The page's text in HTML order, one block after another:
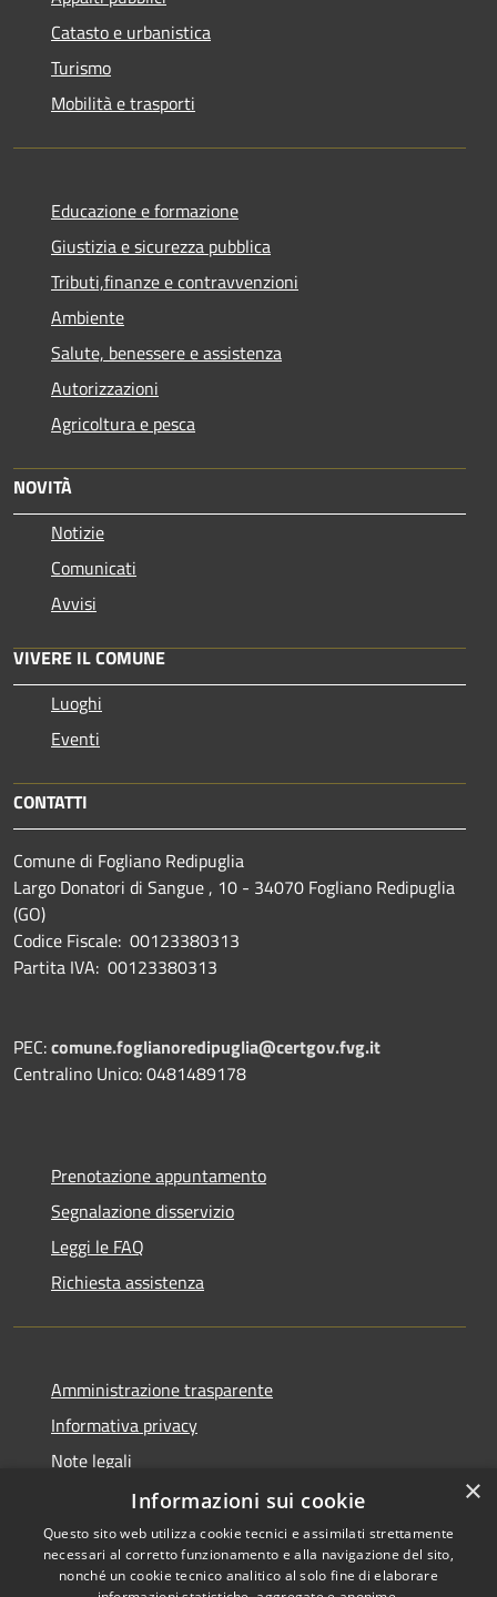
Catasto e urbanistica
Turismo
Mobilità e trasporti
Educazione e formazione
Giustizia e sicurezza pubblica
Tributi,finanze e contravvenzioni
Ambiente
Salute, benessere e assistenza
Autorizzazioni
Agricoltura e pesca
NOVITÀ
Notizie
Comunicati
Avvisi
VIVERE IL COMUNE
Luoghi
Eventi
CONTATTI
Comune di Fogliano Redipuglia
Largo Donatori di Sangue , 10 - 34070 Fogliano Redipuglia
(GO)
Codice Fiscale: 00123380313
Partita IVA: 00123380313
PEC:comune.foglianoredipuglia@certgov.fvg.it
Centralino Unico: 0481489178
Prenotazione appuntamento
Segnalazione disservizio
Leggi le FAQ
Richiesta assistenza
Amministrazione trasparente
Informativa privacy
Note legali
Dichiarazione di accessibilità
×
Informazioni sui cookie
Questo sito web utilizza cookie tecnici e assimilati strettamente
necessari al corretto funzionamento e alla navigazione del sito,
nonché un cookie tecnico analitico al solo fine di elaborare